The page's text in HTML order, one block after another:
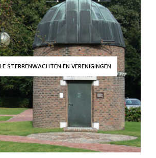
STERRENWACHTEN EN VERENIGINGEN